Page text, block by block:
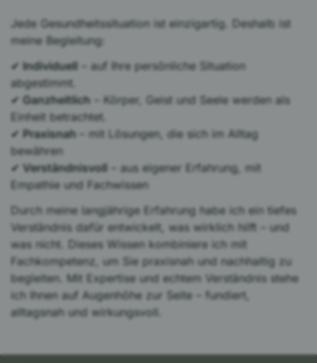
Jede Gesundheitssituation ist einzigartig. Deshalb ist
meine Begleitung:
✔ Individuell – auf Ihre persönliche Situation
abgestimmt.
✔ Ganzheitlich – Körper, Geist und Seele werden als
Einheit betrachtet.
✔ Praxisnah – mit Lösungen, die sich im Alltag
bewähren
✔ Verständnisvoll – aus eigener Erfahrung, mit
Empathie und Fachwissen
Durch meine langjährige Erfahrung habe ich ein tiefes
Verständnis dafür entwickelt, was wirklich hilft – und
was nicht. Dieses Wissen kombiniere ich mit
Fachkompetenz, um Sie praxisnah und nachhaltig zu
begleiten. Mit Expertise und echtem Verständnis stehe
ich Ihnen auf Augenhöhe zur Seite – fundiert,
alltagsnah und wirkungsvoll.